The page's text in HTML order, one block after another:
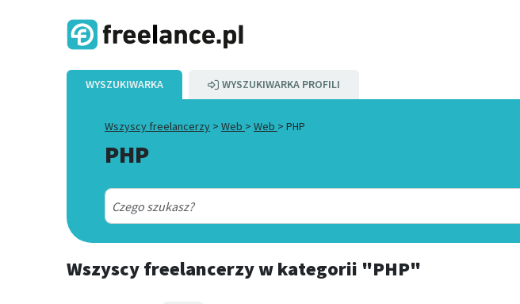
WYSZUKIWARKA WYSZUKIWARKA PROFILI
Wszyscy freelancerzy > Web > Web > PHP
PHP
Wszyscy freelancerzyw kategorii "PHP"